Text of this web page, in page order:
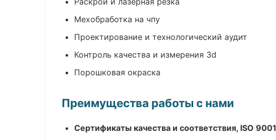
Мехобработка на чпу
Проектирование и технологический аудит
Контроль качества и измерения 3d
Порошковая окраска
Преимущества работы с нами
Сертификаты качества и соответствия, ISO 9001